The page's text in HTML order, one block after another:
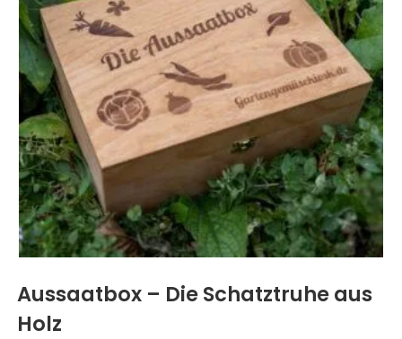
Aussaatbox – Die Schatztruhe aus
Holz